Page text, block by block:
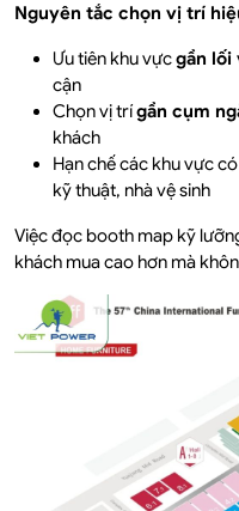
Nguyên tắc chọn vị trí
Ưu tiên khu vựcgần lối
cận
Chọn vị trígần cụm
khách
Hạn chế các khu vực
kỹ thuật, nhà vệ sinh
Việc đọc booth map kỹ
khách mua cao hơn mà